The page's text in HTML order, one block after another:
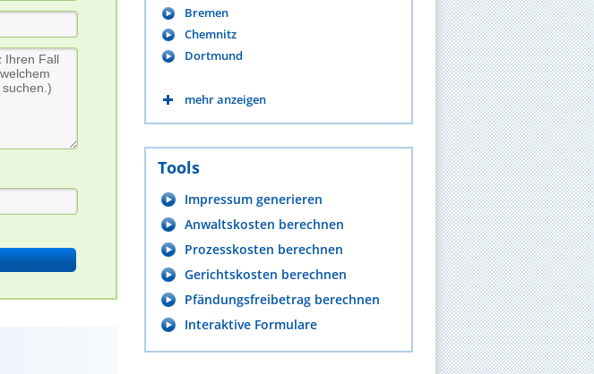
Bremen
Chemnitz
Dortmund
mehr anzeigen
Tools
Impressum generieren
Anwaltskosten berechnen
Prozesskosten berechnen
Gerichtskosten berechnen
Pfändungsfreibetrag berechnen
Interaktive Formulare